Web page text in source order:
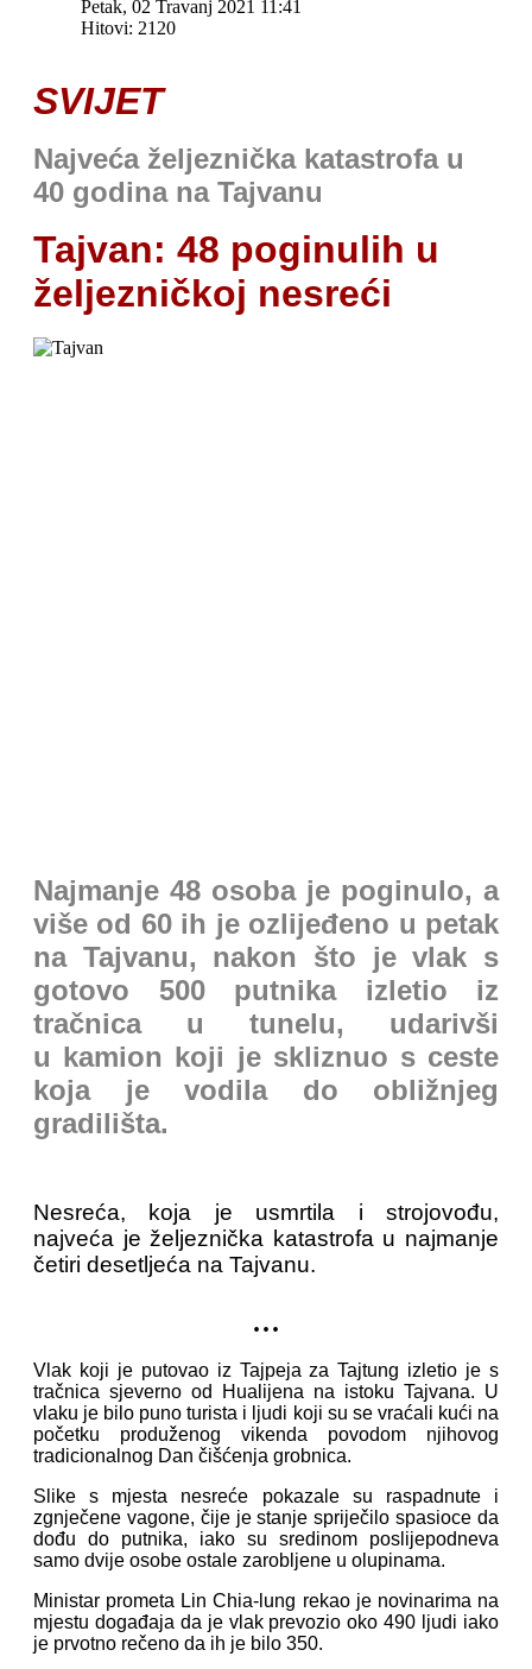
Petak, 02 Travanj 2021 11:41
Hitovi: 2120
SVIJET
Najveća željeznička katastrofa u
40 godina na Tajvanu
Tajvan: 48 poginulih u
željezničkoj nesreći
Najmanje 48 osoba je poginulo, a
više od 60 ih je ozlijeđeno u petak
na Tajvanu, nakon što je vlak s
gotovo 500 putnika izletio iz
tračnica u tunelu, udarivši
u kamion koji je skliznuo s ceste
koja je vodila do obližnjeg
gradilišta.
Nesreća, koja je usmrtila i strojovođu,
najveća je željeznička katastrofa u najmanje
četiri desetljeća na Tajvanu.
...
Vlak koji je putovao iz Tajpeja za Tajtung izletio je s
tračnica sjeverno od Hualijena na istoku Tajvana. U
vlaku je bilo puno turista i ljudi koji su se vraćali kući na
početku produženog vikenda povodom njihovog
tradicionalnog Dan čišćenja grobnica.
Slike s mjesta nesreće pokazale su raspadnute i
zgnječene vagone, čije je stanje spriječilo spasioce da
dođu do putnika, iako su sredinom poslijepodneva
samo dvije osobe ostale zarobljene u olupinama.
Ministar prometa Lin Chia-lung rekao je novinarima na
mjestu događaja da je vlak prevozio oko 490 ljudi iako
je prvotno rečeno da ih je bilo 350.